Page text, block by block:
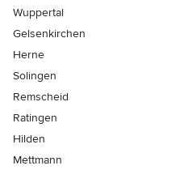
Wuppertal
Gelsenkirchen
Herne
Solingen
Remscheid
Ratingen
Hilden
Mettmann